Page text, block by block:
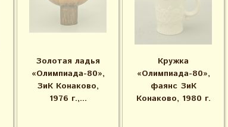
Золотая ладья
«Олимпиада-80»,
ЗиК Конаково,
1976 г.,...
Кружка
«Олимпиада-80»,
фаянс ЗиК
Конаково, 1980 г.